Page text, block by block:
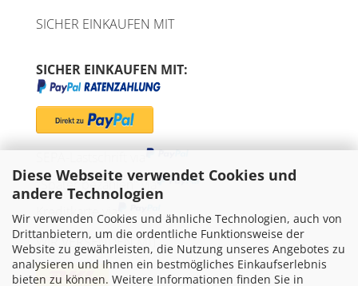
Diese Webseite verwendet Cookies und
andere Technologien
Wir verwenden Cookies und ähnliche Technologien, auch von
Drittanbietern, um die ordentliche Funktionsweise der
Website zu gewährleisten, die Nutzung unseres Angebotes zu
analysieren und Ihnen ein bestmögliches Einkaufserlebnis
bieten zu können. Weitere Informationen finden Sie in
SICHER EINKAUFEN MIT
SICHER EINKAUFEN MIT:
"Später bezahlen" via
Kreditkarte via
WIR VERSENDEN MIT